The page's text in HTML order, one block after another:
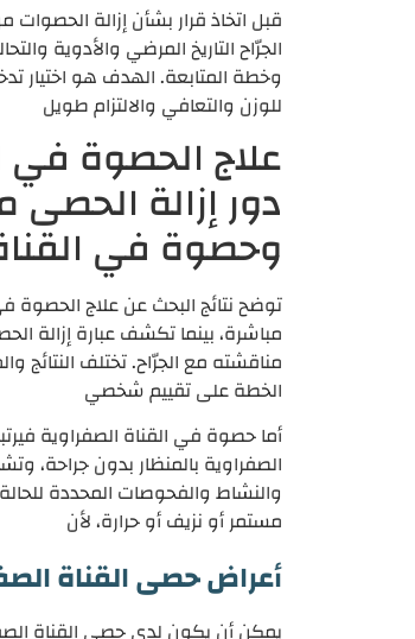
قبل اتخاذ قرار بشأن إزالة الحصوات
الجرّاح التاريخ المرضي والأدوية
وخطة المتابعة. الهدف هو اختيار
للوزن والتعافي والالتزام طويل
علاج الحصوة في
دور إزالة الحصى
وحصوة في
توضح نتائج البحث عن علاج الحصوة
مباشرة، بينما تكشف عبارة إزالة
مناقشته مع الجرّاح. تختلف النتائج
الخطة على تقييم شخصي
أما حصوة في القناة الصفراوية
الصفراوية بالمنظار بدون جراحة،
والنشاط والفحوصات المحددة
مستمر أو نزيف أو حرارة، لأن
أعراض حصى القناة
يمكن أن يكون لدى حصى القناة